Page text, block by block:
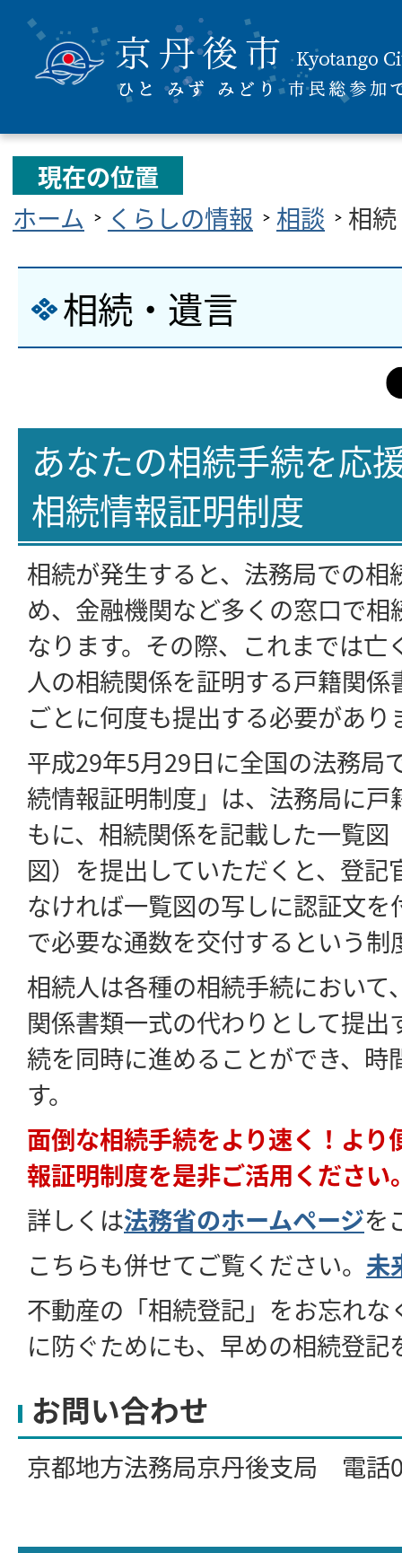
現在の位置
ホーム
くらしの情報 相談 相
相続・遺言
あなたの相続手続を応
相続情報証明制度
相続が発生すると、法務局での相
め、金融機関など多くの窓口で
なります。その際、これまでは亡
人の相続関係を証明する戸籍関
ごとに何度も提出する必要があり
平成29年5月29日に全国の法務局
続情報証明制度」は、法務局に
もに、相続関係を記載した一覧
図）を提出していただくと、登記
なければ一覧図の写しに認証文
で必要な通数を交付するという制
相続人は各種の相続手続において
関係書類一式の代わりとして提出
続を同時に進めることができ、時
す。
面倒な相続手続をより速く！より
報証明制度を是非ご活用ください
詳しくは法務省のホームページを
こちらも併せてご覧ください。 未
不動産の「相続登記」をお忘れ
に防ぐためにも、早めの相続登記
お問い合わせ
京都地方法務局京丹後支局 電話